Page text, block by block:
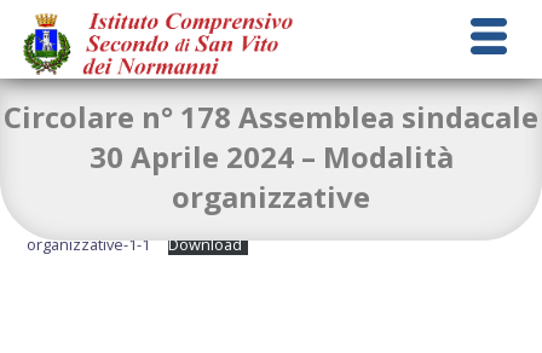
Circolare n° 178 Assemblea sindacale
30 Aprile 2024 – Modalità
organizzative
Circolare-n.-178_-assemblea-sindacale-del-30.04.2024_-modalita-
organizzative-1-1
Download